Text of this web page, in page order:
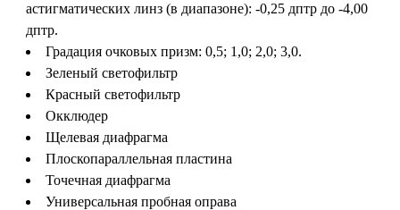
астигматических линз (в диапазоне): -0,25 дптр до -4,00
дптр.
Градация очковых призм: 0,5; 1,0; 2,0; 3,0.
Зеленый светофильтр
Красный светофильтр
Окклюдер
Щелевая диафрагма
Плоскопараллельная пластина
Точечная диафрагма
Универсальная пробная оправа